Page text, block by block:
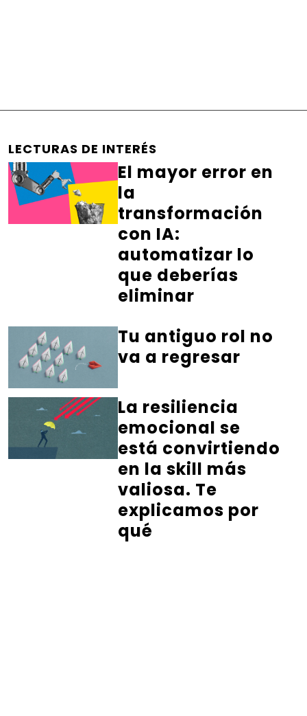
LECTURAS DE INTERÉS
El mayor error en
la
transformación
con IA:
automatizar lo
que deberías
eliminar
Tu antiguo rol no
va a regresar
La resiliencia
emocional se
está convirtiendo
en la skill más
valiosa. Te
explicamos por
qué